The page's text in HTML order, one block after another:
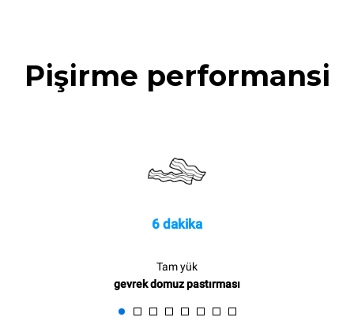
Pişirme performansi
6 dakika
Tam yük
gevrek domuz pastırması